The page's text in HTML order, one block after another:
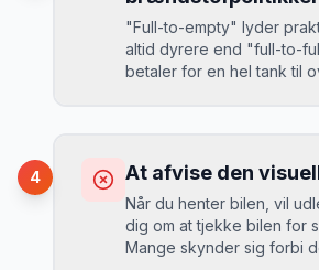
“I august 2024 så jeg
Georgia (USA) stige fra
349 kr/dag på bare 2
tidligt!”
Løsning
Book altid med fuld
MJ
Mikkels erfaring
“ En lille bule i døren
kr. i selvrisiko. Siden
"Full-to-empty" lyder
altid dyrere end "full-to-
betaler for en hel tank til
Du betaler 20-30% mere
da udlejeren tager høje
Løsning
4 At afvise den
Når du henter bilen, vil
dig om at tjekke bilen for
Mange skynder sig forbi